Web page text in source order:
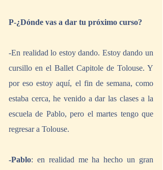
P-¿Dónde vas a dar tu próximo curso?
-En realidad lo estoy dando. Estoy dando un
cursillo en el Ballet Capitole de Tolouse. Y
por eso estoy aquí, el fin de semana, como
estaba cerca, he venido a dar las clases a la
escuela de Pablo, pero el martes tengo que
regresar a Tolouse.
-Pablo: en realidad me ha hecho un gran